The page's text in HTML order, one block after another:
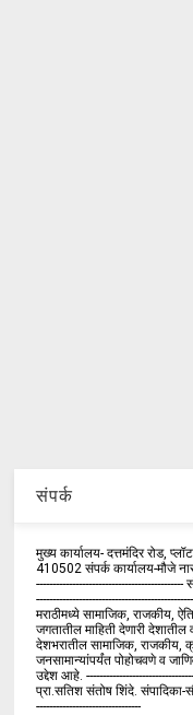
संपर्क
मुख्य कार्यालय- दत्तमंदिर रोड,
410502 संपर्क कार्य‍ालय-मौजे
मराठीमध्ये सामाजिक, राजकीय,
जगतातील माहिती देणारी
देशभरातील सामाजिक, राजकीय,
जनसामान्यांपर्यंत पोहोचवणे व
उद्देश आहे.
प्रा.सतिश संतोष शिंदे. संपादिका-
--------------------------------